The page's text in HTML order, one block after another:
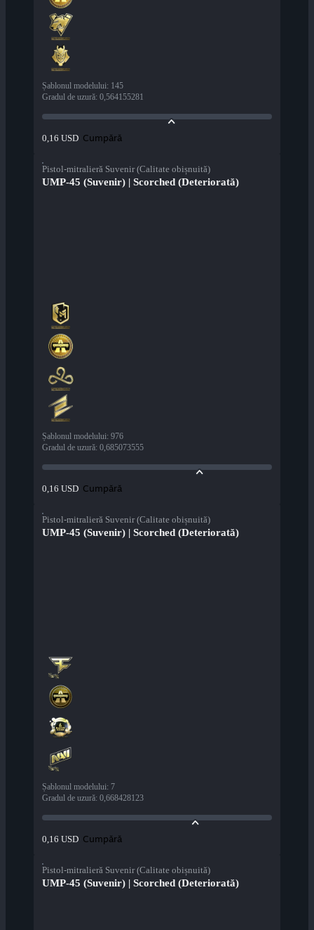
Șablonul modelului: 145
Gradul de uzură: 0,564155281
0,16 USD Cumpără
Pistol-mitralieră Suvenir (Calitate obișnuită)
UMP-45 (Suvenir) | Scorched (Deteriorată)
Șablonul modelului: 976
Gradul de uzură: 0,685073555
0,16 USD Cumpără
Pistol-mitralieră Suvenir (Calitate obișnuită)
UMP-45 (Suvenir) | Scorched (Deteriorată)
Șablonul modelului: 7
Gradul de uzură: 0,668428123
0,16 USD Cumpără
Pistol-mitralieră Suvenir (Calitate obișnuită)
UMP-45 (Suvenir) | Scorched (Deteriorată)